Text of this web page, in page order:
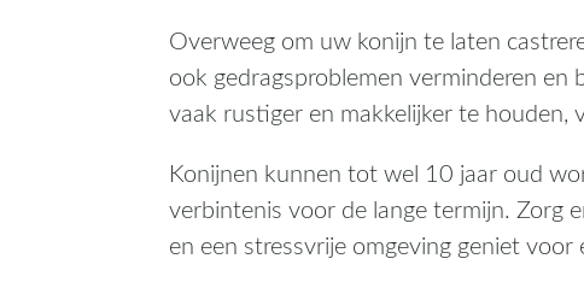
Overweeg om uw konijn te laten
ook gedragsproblemen verminderen en
vaak rustiger en makkelijker te houden,
Konijnen kunnen tot wel 10 jaar oud
verbintenis voor de lange termijn. Zorg
en een stressvrije omgeving geniet voor